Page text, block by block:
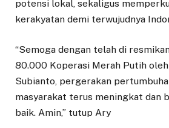
potensi lokal, sekaligus
kerakyatan demi terwujudnya
“Semoga dengan telah di
80.000 Koperasi Merah Putih
Subianto, pergerakan
masyarakat terus meningkat dan
baik. Amin,” tutup Ary